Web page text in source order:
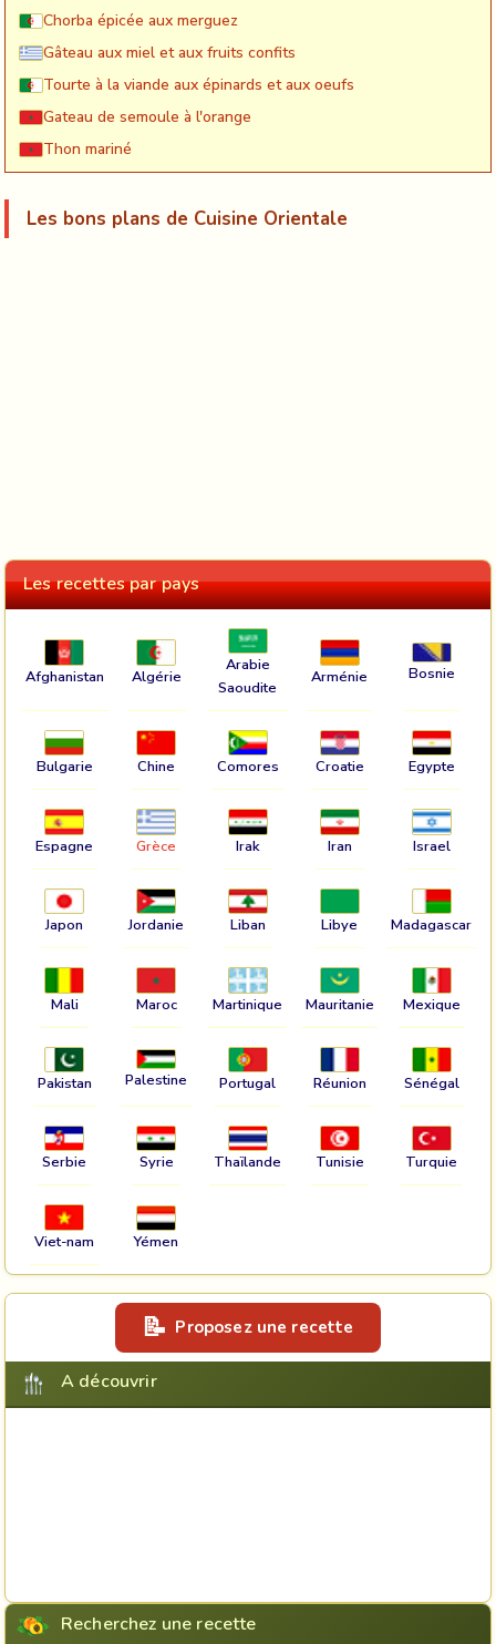
Chorba épicée aux merguez
Gâteau aux miel et aux fruits confits
Tourte à la viande aux épinards et aux oeufs
Gateau de semoule à l'orange
Thon mariné
Les bons plans de Cuisine Orientale
Les recettes par pays
Afghanistan Algérie
Arabie
Saoudite
Arménie Bosnie
Bulgarie Chine Comores Croatie Egypte
Espagne Grèce Irak Iran Israel
Japon Jordanie Liban Libye Madagascar
Mali Maroc Martinique Mauritanie Mexique
Pakistan Palestine Portugal Réunion Sénégal
Serbie Syrie Thaïlande Tunisie Turquie
Viet-nam Yémen
Proposez une recette
A découvrir
Recherchez une recette